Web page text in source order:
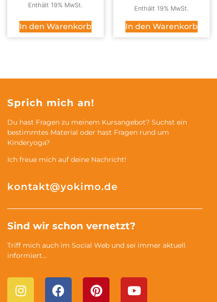
Enthält 19% MwSt.
In den Warenkorb
Enthält 19% MwSt.
In den Warenkorb
Sprich mich an!
Du hast Fragen zu meinem Kursangebot? Suchst ein
bestimmtes Material oder hast Fragen rund um
Kinderyoga?
Ich freue mich auf deine Nachricht!
kontakt@yokimo.de
Sind wir schon vernetzt?
Triff mich auch im Social Web und sei immer aktuell
informiert…